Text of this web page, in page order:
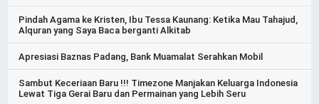
Pindah Agama ke Kristen, Ibu Tessa Kaunang: Ketika Mau Tahajud,
Alquran yang Saya Baca berganti Alkitab
Apresiasi Baznas Padang, Bank Muamalat Serahkan Mobil
Sambut Keceriaan Baru !!! Timezone Manjakan Keluarga Indonesia
Lewat Tiga Gerai Baru dan Permainan yang Lebih Seru